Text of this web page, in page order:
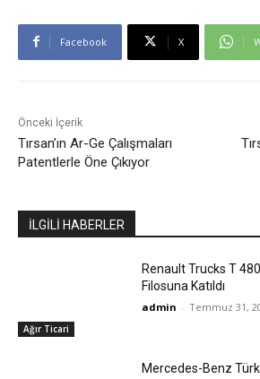
Facebook X
Önceki İçerik
Tırsan’ın Ar-Ge Çalışmaları
Patentlerle Öne Çıkıyor
İLGİLİ HABERLER
Ağır Ticari
Renault Trucks T
Filosuna Katıldı
admin - Temmuz 31,
Mercedes-Benz